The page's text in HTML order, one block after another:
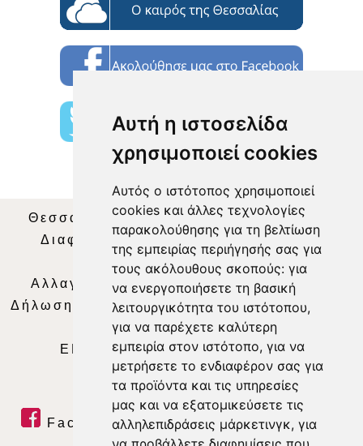
Αυτή η ιστοσελίδα
χρησιμοποιεί cookies
Αυτός ο ιστότοπος χρησιμοποιεί
cookies και άλλες τεχνολογίες
παρακολούθησης για τη βελτίωση
της εμπειρίας περιήγησής σας για
τους ακόλουθους σκοπούς: για
να ενεργοποιήσετε τη βασική
λειτουργικότητα του ιστότοπου,
για να παρέχετε καλύτερη
εμπειρία στον ιστότοπο, για να
μετρήσετε το ενδιαφέρον σας για
τα προϊόντα και τις υπηρεσίες
μας και να εξατομικεύσετε τις
αλληλεπιδράσεις μάρκετινγκ, για
Θεσσαλία Τηλεόραση|SNG Services
Διαφήμιση | Όροι Χρήσης |Δήλωση
Απορρήτου |
Περιεχόμενο
Αλλαγή Προτιμήσεων για τα Cookies
Δήλωση συμμόρφωσης με τη σύσταση (ΕΕ)
2018/334|Ταυτότητα
ΕΝΗΜΕΡΩΣΗ |WEB TV| LIVE
Facebook| Twitter | Youtube